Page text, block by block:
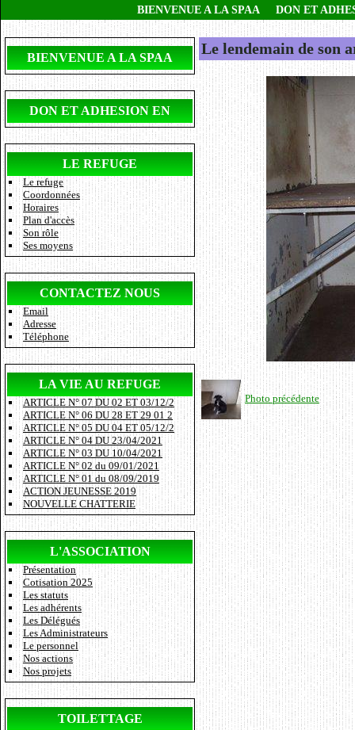
BIENVENUE A LA SPAA DON ET
BIENVENUE A LA SPAA
DON ET ADHESION EN
LIGNE
LE REFUGE
Le refuge
Coordonnées
Horaires
Plan d'accès
Son rôle
Ses moyens
CONTACTEZ NOUS
Email
Adresse
Téléphone
LA VIE AU REFUGE
ARTICLE N° 07 DU 02 ET 03/12/2
ARTICLE N° 06 DU 28 ET 29 01 2
ARTICLE N° 05 DU 04 ET 05/12/2
ARTICLE N° 04 DU 23/04/2021
ARTICLE N° 03 DU 10/04/2021
ARTICLE N° 02 du 09/01/2021
ARTICLE N° 01 du 08/09/2019
ACTION JEUNESSE 2019
NOUVELLE CHATTERIE
L'ASSOCIATION
Présentation
Cotisation 2025
Les statuts
Les adhérents
Les Délégués
Les Administrateurs
Le personnel
Nos actions
Nos projets
TOILETTAGE
Le lendemain de son
Photo précédente